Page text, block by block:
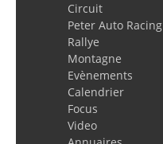
Circuit
Peter Auto Racing
Rallye
Montagne
Evènements
Calendrier
Focus
Video